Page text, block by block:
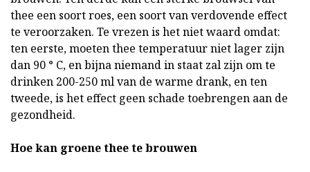
thee een soort roes, een soort van verdovende effect
te veroorzaken. Te vrezen is het niet waard omdat:
ten eerste, moeten thee temperatuur niet lager zijn
dan 90 ° C, en bijna niemand in staat zal zijn om te
drinken 200-250 ml van de warme drank, en ten
tweede, is het effect geen schade toebrengen aan de
gezondheid.
Hoe kan groene thee te brouwen